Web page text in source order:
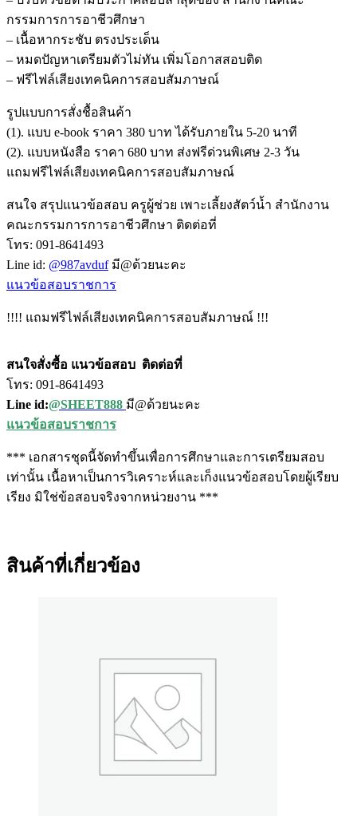
กรรมการการอาชีวศึกษา
– เนื้อหากระชับ ตรงประเด็น
– หมดปัญหาเตรียมตัวไม่ทัน เพิ่มโอกาสสอบติด
– ฟรีไฟล์เสียงเทคนิคการสอบสัมภาษณ์
รูปแบบการสั่งชื้อสินค้า
(1). แบบ e-book ราคา 380 บาท ได้รับภายใน 5-20 นาที
(2). แบบหนังสือ ราคา 680 บาท ส่งฟรีด่วนพิเศษ 2-3 วัน
แถมฟรีไฟล์เสียงเทคนิคการสอบสัมภาษณ์
สนใจ สรุปแนวข้อสอบ ครูผู้ช่วย เพาะเลี้ยงสัตว์น้ำ สำนักงาน
คณะกรรมการการอาชีวศึกษา ติดต่อที่
โทร: 091-8641493
Line id: @987avdufมี@ด้วยนะคะ
แนวข้อสอบราชการ
!!!! แถมฟรีไฟล์เสียงเทคนิคการสอบสัมภาษณ์ !!!
สนใจสั่งซื้อ แนวข้อสอบ ติดต่อที่
โทร: 091-8641493
Line id:@SHEET888 มี@ด้วยนะคะ
แนวข้อสอบราชการ
*** เอกสารชุดนี้จัดทำขึ้นเพื่อการศึกษาและการเตรียมสอบ
เท่านั้น เนื้อหาเป็นการวิเคราะห์และเก็งแนวข้อสอบโดยผู้เรียบ
เรียง มิใช่ข้อสอบจริงจากหน่วยงาน ***
สินค้าที่เกี่ยวข้อง